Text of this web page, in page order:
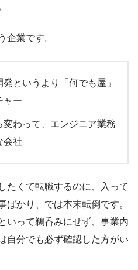
企業です。
というより「何でも屋」
ャー
わって、エンジニア業務
会社
たくて転職するのに、入って
ばかり、では本末転倒です。
いって鵜呑みにせず、事業内
自分でも必ず確認した方がい